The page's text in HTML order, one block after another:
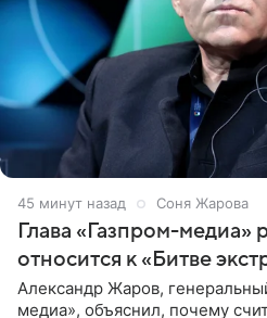
45 минут назад Соня Жарова
Глава «Газпром-медиа»
относится к «Битве
Александр Жаров,
медиа», объяснил, почему